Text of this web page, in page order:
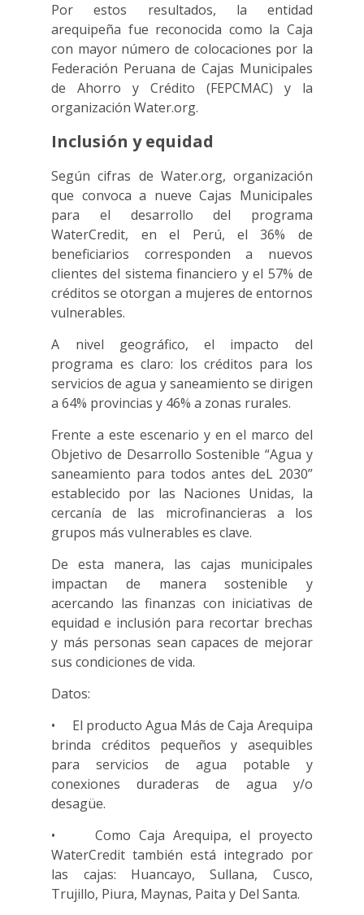
Por estos resultados, la entidad
arequipeña fue reconocida como la Caja
con mayor número de colocaciones por la
Federación Peruana de Cajas Municipales
de Ahorro y Crédito (FEPCMAC) y la
organización Water.org.
Inclusión y equidad
Según cifras de Water.org, organización
que convoca a nueve Cajas Municipales
para el desarrollo del programa
WaterCredit, en el Perú, el 36% de
beneficiarios corresponden a nuevos
clientes del sistema financiero y el 57% de
créditos se otorgan a mujeres de entornos
vulnerables.
A nivel geográfico, el impacto del
programa es claro: los créditos para los
servicios de agua y saneamiento se dirigen
a 64% provincias y 46% a zonas rurales.
Frente a este escenario y en el marco del
Objetivo de Desarrollo Sostenible “Agua y
saneamiento para todos antes deL 2030”
establecido por las Naciones Unidas, la
cercanía de las microfinancieras a los
grupos más vulnerables es clave.
De esta manera, las cajas municipales
impactan de manera sostenible y
acercando las finanzas con iniciativas de
equidad e inclusión para recortar brechas
y más personas sean capaces de mejorar
sus condiciones de vida.
Datos:
• El producto Agua Más de Caja Arequipa
brinda créditos pequeños y asequibles
para servicios de agua potable y
conexiones duraderas de agua y/o
desagüe.
• Como Caja Arequipa, el proyecto
WaterCredit también está integrado por
las cajas: Huancayo, Sullana, Cusco,
Trujillo, Piura, Maynas, Paita y Del Santa.